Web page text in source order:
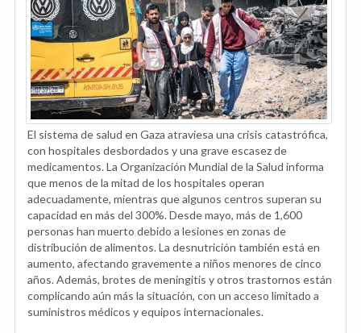
El sistema de salud en Gaza atraviesa una crisis catastrófica,
con hospitales desbordados y una grave escasez de
medicamentos. La Organización Mundial de la Salud informa
que menos de la mitad de los hospitales operan
adecuadamente, mientras que algunos centros superan su
capacidad en más del 300%. Desde mayo, más de 1,600
personas han muerto debido a lesiones en zonas de
distribución de alimentos. La desnutrición también está en
aumento, afectando gravemente a niños menores de cinco
años. Además, brotes de meningitis y otros trastornos están
complicando aún más la situación, con un acceso limitado a
suministros médicos y equipos internacionales.